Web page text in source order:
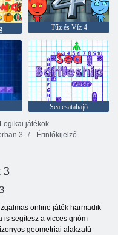
Tűz és Víz 4
Sea csatahajó
Logikai játékok
3
Érintőkijelző
3
online játék harmadik
is segítesz a vicces gnóm
geometriai alakzatú